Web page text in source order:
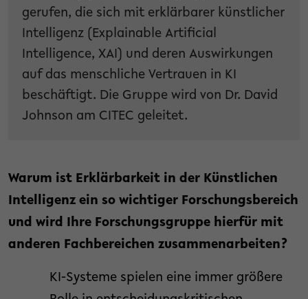
gerufen, die sich mit erklärbarer künstlicher
Intelligenz (Explainable Artificial
Intelligence, XAI) und deren Auswirkungen
auf das menschliche Vertrauen in KI
beschäftigt. Die Gruppe wird von Dr. David
Johnson am CITEC geleitet.
Warum ist Erklärbarkeit in der Künstlichen
Intelligenz ein so wichtiger Forschungsbereich
und wird Ihre Forschungsgruppe hierfür mit
anderen Fachbereichen zusammenarbeiten?
KI-Systeme spielen eine immer größere